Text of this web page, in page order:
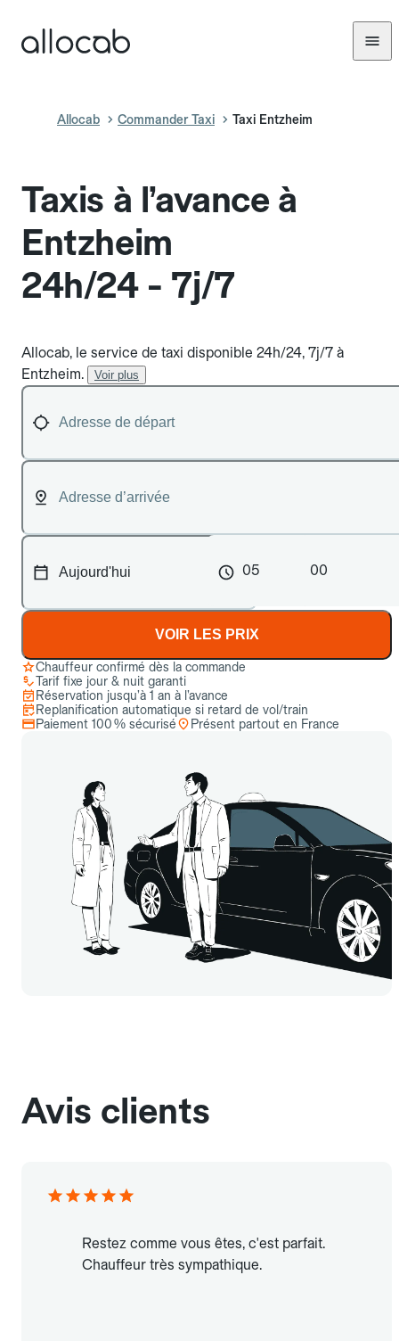
Allocab Commander Taxi Taxi Entzheim
Taxis à l’avance à
Entzheim
24h/24 - 7j/7
Allocab, le service de taxi disponible 24h/24, 7j/7 à
Entzheim.
Voir plus
05 00
VOIR LES PRIX
Chauffeur confirmé dès la commande
Tarif fixe jour & nuit garanti
Réservation jusqu’à 1 an à l’avance
Replanification automatique si retard de vol/train
Paiement 100 % sécurisé
Présent partout en France
Avis clients
Restez comme vous êtes, c'est parfait.
Chauffeur très sympathique.